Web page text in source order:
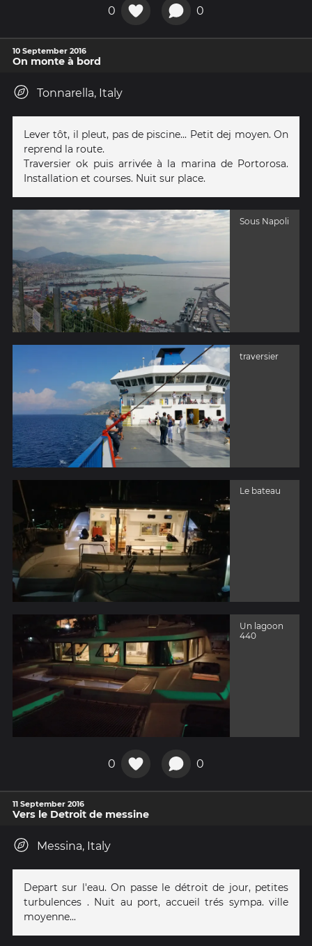
0 0
10 September 2016
On monte à bord
Tonnarella, Italy
Lever tôt, il pleut, pas de piscine... Petit dej moyen. On
reprend la route.
Traversier ok puis arrivée à la marina de Portorosa.
Installation et courses. Nuit sur place.
Sous Napoli
traversier
Le bateau
Un lagoon
440
0 0
11 September 2016
Vers le Detroit de messine
Messina, Italy
Depart sur l'eau. On passe le détroit de jour, petites
turbulences . Nuit au port, accueil trés sympa. ville
moyenne...